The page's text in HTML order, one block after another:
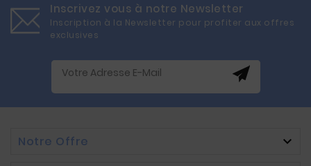
Inscrivez vous à notre Newsletter
Inscription à la Newsletter pour profiter aux offres
exclusives
Notre Offre 